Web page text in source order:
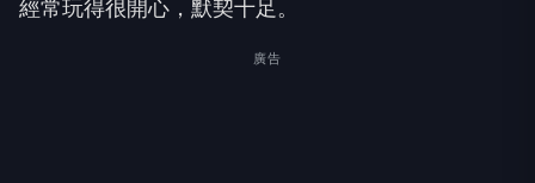
經常玩得很開心，默契十足。
廣告